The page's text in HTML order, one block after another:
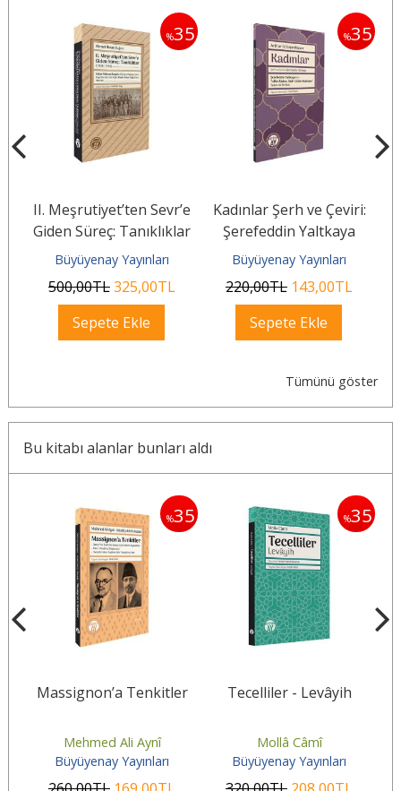
%35
II. Meşrutiyet’ten Sevr’e
Giden Süreç: Tanıklıklar
(1908–1920)
Büyüyenay Yayınları
500,00TL325,00TL
Sepete Ekle
%35
Kadınlar Şerh ve Çeviri:
Şerefeddin Yaltkaya
Büyüyenay Yayınları
220,00TL 143,00TL
Sepete Ekle
Tümünü göster
Bu kitabı alanlar bunları aldı
%35
Massignon’a Tenkitler
Mehmed Ali Aynî
Büyüyenay Yayınları
%35
Tecelliler - Levâyih
Mollâ Câmî
Büyüyenay Yayınları